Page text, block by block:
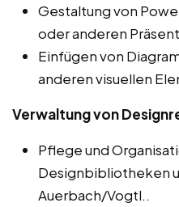
Gestaltung von
oder anderen
Einfügen von
anderen visuellen
Verwaltung von
Pflege und
Designbibliotheken
Auerbach/Vogtl..